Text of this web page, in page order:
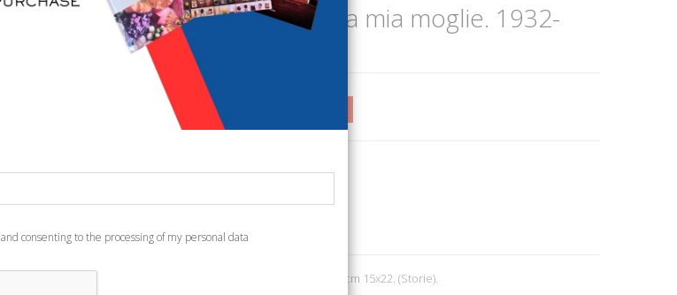
Lettere d'amore a mia moglie. 1932-
1944
€ 5,00
Code: 410972947082332
Category: History - Archeology
Ean13:
9788869440113
Roma, 2015; paperback, pp. 237, ill., cm 15x22. (Storie).
and consenting to the processing of my personal data